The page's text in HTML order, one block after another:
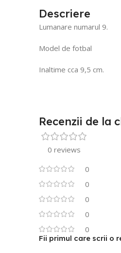
Descriere
Lumanare numarul 9.
Model de fotbal
Inaltime cca 9,5 cm.
Recenzii de la
0 reviews
0
0
0
0
0
Fii primul care scrii o